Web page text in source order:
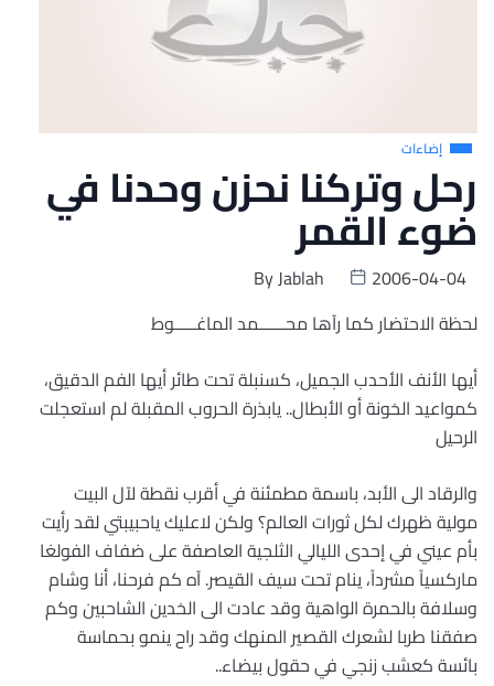
إضاءات
رحل وتركنا نحزن وحدنا في
ضوء القمر
ByJablah
2006-04-04
لحظة الاحتضار كما رآها محــــــمد الماغـــــوط‏
أيها الأنف الأحدب الجميل، كسنبلة تحت طائر أيها الفم الدقيق،
كمواعيد الخونة أو الأبطال.. يابذرة الحروب المقبلة لم استعجلت
الرحيل‏
والرقاد الى الأبد، باسمة مطمئنة في أقرب نقطة لآل البيت
مولية ظهرك لكل ثورات العالم؟ ولكن لاعليك ياحبيبتي لقد رأيت
بأم عيني في إحدى الليالي الثلجية العاصفة على ضفاف الفولغا
ماركسياً مشرداً، ينام تحت سيف القيصر. آه كم فرحنا، أنا وشام
وسلافة بالحمرة الواهية وقد عادت الى الخدين الشاحبين وكم
صفقنا طربا لشعرك القصير المنهك وقد راح ينمو بحماسة
بائسة كعشب زنجي في حقول بيضاء..